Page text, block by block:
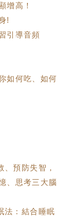
增高！
!
引導音頻
如何吃、如何
、預防失智，
、思考三大腦
法：結合睡眠